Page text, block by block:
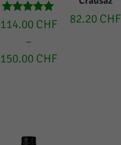
Rated
5.00
out of 5
114.00 CHF
–
150.00 CHF
82.20 CHF